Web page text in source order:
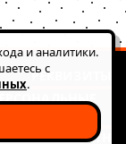
РЕКВИЗИТЫ
HEALTH
и аналитики.
с
.